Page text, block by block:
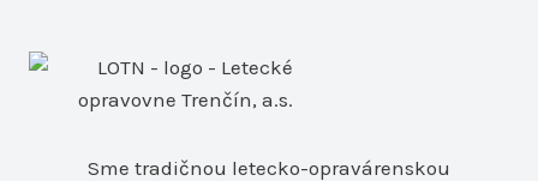
Sme tradičnou letecko-opravárenskou